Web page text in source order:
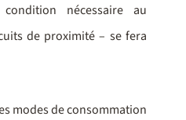
nécessaire au
de proximité – se fera
modes de consommation